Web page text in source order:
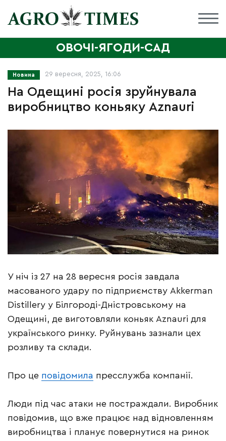
ОВОЧІ-ЯГОДИ-САД
Новина 29 вересня, 2025, 16:06
На Одещині росія зруйнувала
виробництво коньяку Aznauri
У ніч із 27 на 28 вересня росія завдала
масованого удару по підприємству Akkerman
Distillery у Білгороді-Дністровському на
Одещині, де виготовляли коньяк Aznauri для
українського ринку. Руйнувань зазнали цех
розливу та склади.
Про це повідомила пресслужба компанії.
Люди під час атаки не постраждали. Виробник
повідомив, що вже працює над відновленням
виробництва і планує повернутися на ринок